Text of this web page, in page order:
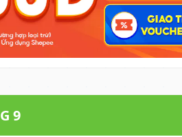
9